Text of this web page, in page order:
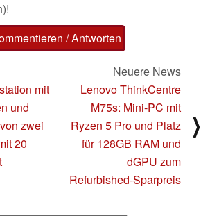
/ Antworten
mit
und
zwei
20
Neuere News
Lenovo ThinkCentre
M75s: Mini-PC mit
Ryzen 5 Pro und Platz
für 128GB RAM und
dGPU zum
Refurbished-Sparpreis
⟩